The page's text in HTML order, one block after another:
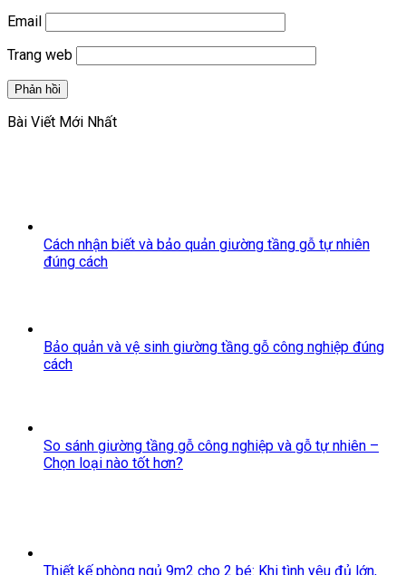
Email
Trang web
Bài Viết Mới Nhất
Cách nhận biết và bảo quản giường tầng gỗ tự nhiên
đúng cách
Bảo quản và vệ sinh giường tầng gỗ công nghiệp đúng
cách
So sánh giường tầng gỗ công nghiệp và gỗ tự nhiên –
Chọn loại nào tốt hơn?
Thiết kế phòng ngủ 9m2 cho 2 bé: Khi tình yêu đủ lớn,